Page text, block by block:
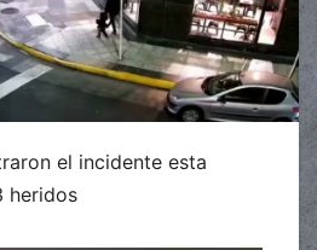
el incidente esta
heridos